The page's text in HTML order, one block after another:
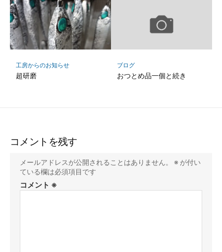
工房からのお知らせ
超研磨
ブログ
おつとめ品一個と続き
コメントを残す
メールアドレスが公開されることはありません。 ※ が付い
ている欄は必須項目です
コメント ※